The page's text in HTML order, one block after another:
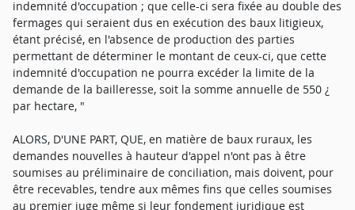
indemnité d'occupation ; que celle-ci sera fixée au double des
fermages qui seraient dus en exécution des baux litigieux,
étant précisé, en l'absence de production des parties
permettant de déterminer le montant de ceux-ci, que cette
indemnité d'occupation ne pourra excéder la limite de la
demande de la bailleresse, soit la somme annuelle de 550 ¿
par hectare, "
ALORS, D'UNE PART, QUE, en matière de baux ruraux, les
demandes nouvelles à hauteur d'appel n'ont pas à être
soumises au préliminaire de conciliation, mais doivent, pour
être recevables, tendre aux mêmes fins que celles soumises
au premier juge même si leur fondement juridique est